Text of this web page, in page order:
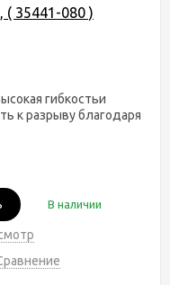
35441-080 )
гибкостьи
к разрыву благодаря
В наличии